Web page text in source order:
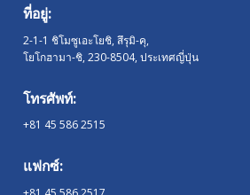
ที่อยู่:
2-1-1 ชิโมซูเอะโยชิ, สึรุมิ-คุ,
โยโกฮามา-ชิ,230-8504, ประเทศญี่ปุ่น
โทรศัพท์:
+81 45 586 2515
แฟกซ์: